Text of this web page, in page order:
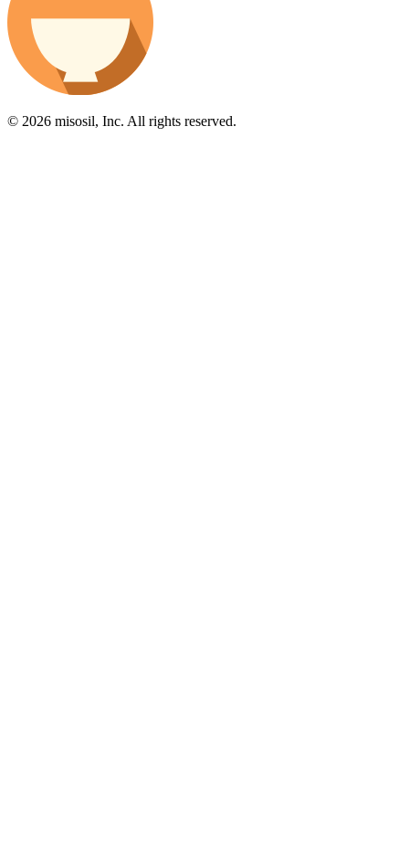
© 2026 misosil, Inc. All rights reserved.